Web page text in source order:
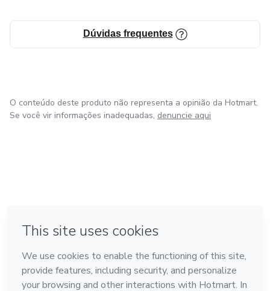
Dúvidas frequentes
O conteúdo deste produto não representa a opinião da Hotmart.
Se você vir informações inadequadas, denuncie aqui
Feito com ❤ em Bogotá